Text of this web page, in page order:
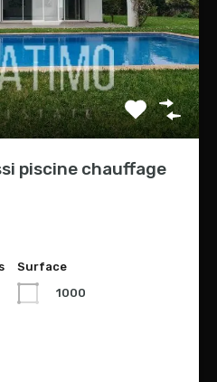
piscine chauffage
Surface
1000